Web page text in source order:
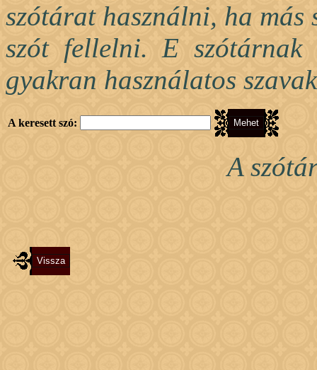
szótárat használni, ha
szót fellelni. E szótárnak
gyakran használatos
A keresett szó:
A